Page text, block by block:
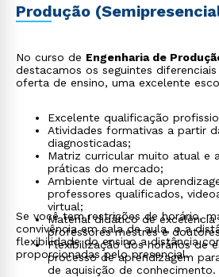
Produção
No curso de Engenharia de
destacamos os seguintes
oferta de ensino, uma excelente
Excelente qualificação
Atividades formativas a partir
diagnosticadas;
Matriz curricular muito atual e
práticas do mercado;
Ambiente virtual de
professores qualificados,
virtual;
Material didático de
professores mestres e
Flexibilização dos horários de
processo de aprendizagem
de aquisição de conhecimento.
Se você tem restrições de horário,
convivência em sala de aula, o a
flexibilidade do ensino a distância
proporcionadas pelo presencial.
Rápido e fácil
WhatsApp